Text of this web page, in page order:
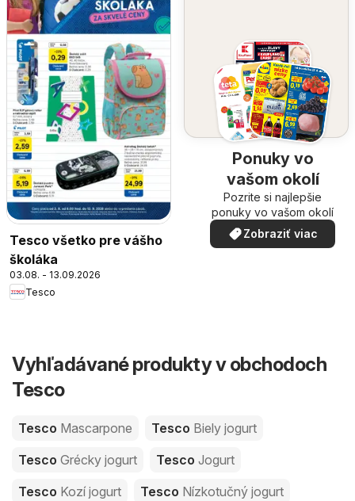
Tesco všetko pre vášho
školáka
03.08. - 13.09.2026
Tesco
Ponuky vo
vašom okolí
Pozrite si najlepšie
ponuky vo vašom okolí
Zobraziť viac
Vyhľadávané produkty v obchodoch
Tesco
Tesco Mascarpone Tesco Biely jogurt
Tesco Grécky jogurt Tesco Jogurt
Tesco Kozí jogurt Tesco Nízkotučný jogurt